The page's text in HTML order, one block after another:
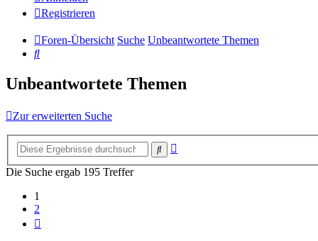
Registrieren
Foren-Übersicht Suche Unbeantwortete Themen
Suche
Unbeantwortete Themen
Zur erweiterten Suche
Suche
Die Suche ergab 195 Treffer
1
2